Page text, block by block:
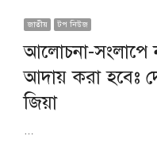
জাতীয় টপ নিউজ
আলোচনা-সংলাপে
আদায় করা হবেঃ
জিয়া
…